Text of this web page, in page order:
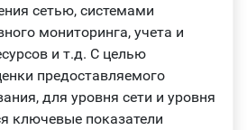
сетью, системами
мониторинга, учета и
и т.д. С целью
предоставляемого
для уровня сети и уровня
ключевые показатели